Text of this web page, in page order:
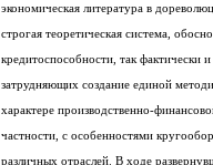
экономическая литература в
строгая теоретическая система,
кредитоспособности, так фактически
затрудняющих создание единой
характере производственно-
частности, с особенностями
различных отраслей. В ходе